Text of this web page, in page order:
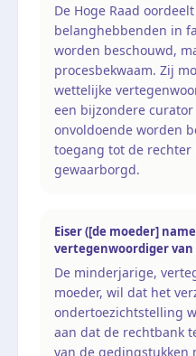
De Hoge Raad
belanghebbenden in
worden beschouwd,
procesbekwaam. Zij
wettelijke
een bijzondere
onvoldoende worden
toegang tot de rechter
gewaarborgd.
Eiser ([de moeder]
vertegenwoordiger
De minderjarige,
moeder, wil dat het
ondertoezichtstelling
aan dat de rechtbank
van de gedingstukken